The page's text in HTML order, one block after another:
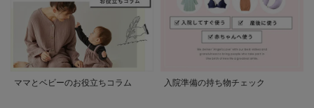
ママとベビーのお役立ちコラム 入院準備の持ち物チェック